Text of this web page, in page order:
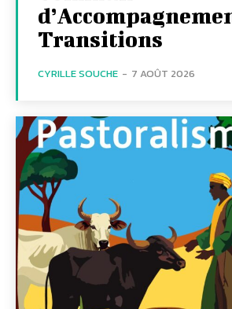
Transitions
CYRILLE SOUCHE - 7 AOÛT 2026